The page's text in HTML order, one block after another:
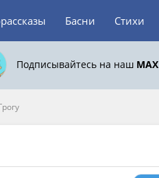
Басни Стихи
Подписывайтесь на наш MAX